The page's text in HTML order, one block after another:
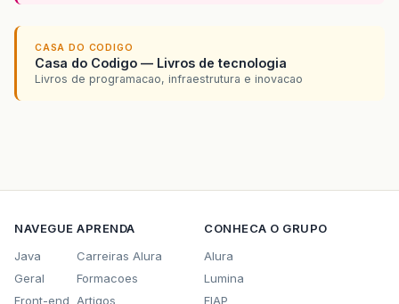
CASA DO CODIGO
Casa do Codigo — Livros de tecnologia
Livros de programacao, infraestrutura e inovacao
NAVEGUE
Java
Geral
Front-end
APRENDA
Carreiras Alura
Formacoes
Artigos
CONHECA O GRUPO
Alura
Lumina
FIAP